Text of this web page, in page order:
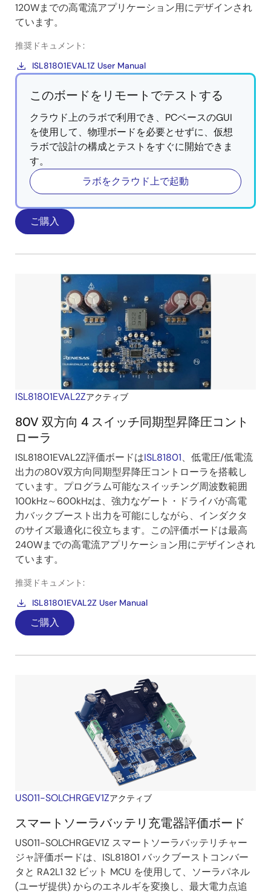
120Wまでの高電流アプリケーション用にデザインされ
ています。
推奨ドキュメント:
ISL81801EVAL1Z User Manual
このボードをリモートでテストする
クラウド上のラボで利用でき、PCベースのGUI
を使用して、物理ボードを必要とせずに、仮想
ラボで設計の構成とテストをすぐに開始できま
す。
ラボをクラウド上で起動
ご購入
ISL81801EVAL2Zアクティブ
80V 双方向 4 スイッチ同期型昇降圧コント
ローラ
ISL81801EVAL2Z評価ボードはISL81801、低電圧/低電流
出力の80V双方向同期型昇降圧コントローラを搭載し
ています。プログラム可能なスイッチング周波数範囲
100kHz～600kHzは、強力なゲート・ドライバが高電
力バックブースト出力を可能にしながら、インダクタ
のサイズ最適化に役立ちます。この評価ボードは最高
240Wまでの高電流アプリケーション用にデザインされ
ています。
推奨ドキュメント:
ISL81801EVAL2Z User Manual
ご購入
US011-SOLCHRGEV1Zアクティブ
スマートソーラバッテリ充電器評価ボード
US011-SOLCHRGEV1Z スマートソーラバッテリチャー
ジャ評価ボードは、ISL81801 バックブーストコンバー
タと RA2L1 32 ビット MCU を使用して、ソーラパネル
(ユーザ提供) からのエネルギを変換し、最大電力点追